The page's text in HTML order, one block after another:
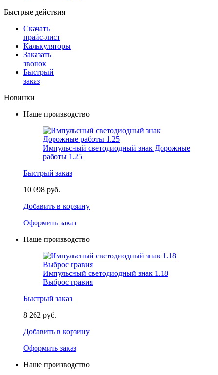
Быстрые действия
Скачать
прайс-лист
Калькуляторы
Заказать
звонок
Быстрый
заказ
Новинки
Наше производство
Импульсный светодиодный знак Дорожные
работы 1.25
Быстрый заказ
10 098 руб.
Добавить в корзину
Оформить заказ
Наше производство
Импульсный светодиодный знак 1.18
Выброс гравия
Быстрый заказ
8 262 руб.
Добавить в корзину
Оформить заказ
Наше производство